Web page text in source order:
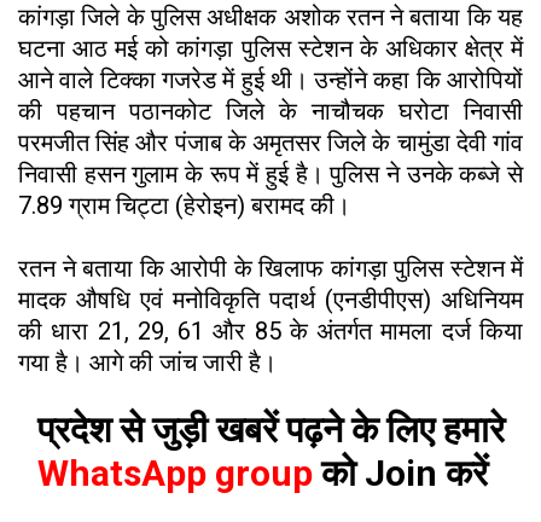
कांगड़ा जिले के पुलिस अधीक्षक अशोक रतन ने बताया कि यह
घटना आठ मई को कांगड़ा पुलिस स्टेशन के अधिकार क्षेत्र में
आने वाले टिक्का गजरेड में हुई थी। उन्होंने कहा कि आरोपियों
की पहचान पठानकोट जिले के नाचौचक घरोटा निवासी
परमजीत सिंह और पंजाब के अमृतसर जिले के चामुंडा देवी गांव
निवासी हसन गुलाम के रूप में हुई है। पुलिस ने उनके कब्जे से
7.89 ग्राम चिट्टा (हेरोइन) बरामद की।
रतन ने बताया कि आरोपी के खिलाफ कांगड़ा पुलिस स्टेशन में
मादक औषधि एवं मनोविकृति पदार्थ (एनडीपीएस) अधिनियम
की धारा 21, 29, 61 और 85 के अंतर्गत मामला दर्ज किया
गया है। आगे की जांच जारी है।
प्रदेश से जुड़ी खबरें पढ़ने के लिए हमारे
WhatsApp groupको Join करें